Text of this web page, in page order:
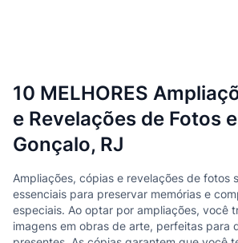
10 MELHORES
e Revelações de Fotos
Gonçalo, RJ
Ampliações, cópias e revelações de fotos
essenciais para preservar memórias e
especiais. Ao optar por ampliações, você
imagens em obras de arte, perfeitas para